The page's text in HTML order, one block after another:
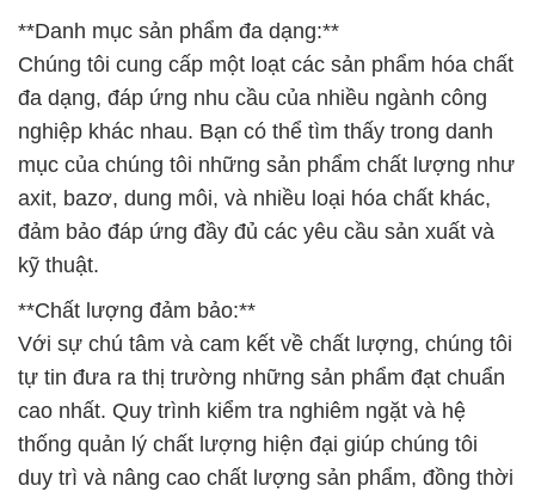
**Danh mục sản phẩm đa dạng:**
Chúng tôi cung cấp một loạt các sản phẩm hóa chất
đa dạng, đáp ứng nhu cầu của nhiều ngành công
nghiệp khác nhau. Bạn có thể tìm thấy trong danh
mục của chúng tôi những sản phẩm chất lượng như
axit, bazơ, dung môi, và nhiều loại hóa chất khác,
đảm bảo đáp ứng đầy đủ các yêu cầu sản xuất và
kỹ thuật.
**Chất lượng đảm bảo:**
Với sự chú tâm và cam kết về chất lượng, chúng tôi
tự tin đưa ra thị trường những sản phẩm đạt chuẩn
cao nhất. Quy trình kiểm tra nghiêm ngặt và hệ
thống quản lý chất lượng hiện đại giúp chúng tôi
duy trì và nâng cao chất lượng sản phẩm, đồng thời